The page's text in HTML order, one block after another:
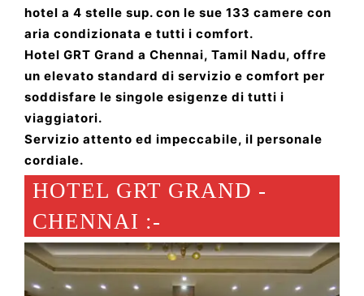
hotel a 4 stelle sup. con le sue 133 camere con
aria condizionata e tutti i comfort.
Hotel GRT Grand a Chennai, Tamil Nadu, offre
un elevato standard di servizio e comfort per
soddisfare le singole esigenze di tutti i
viaggiatori.
Servizio attento ed impeccabile, il personale
cordiale.
HOTEL GRT GRAND -
CHENNAI :-